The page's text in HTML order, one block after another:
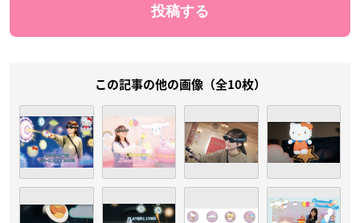
この記事の他の画像（全10枚）